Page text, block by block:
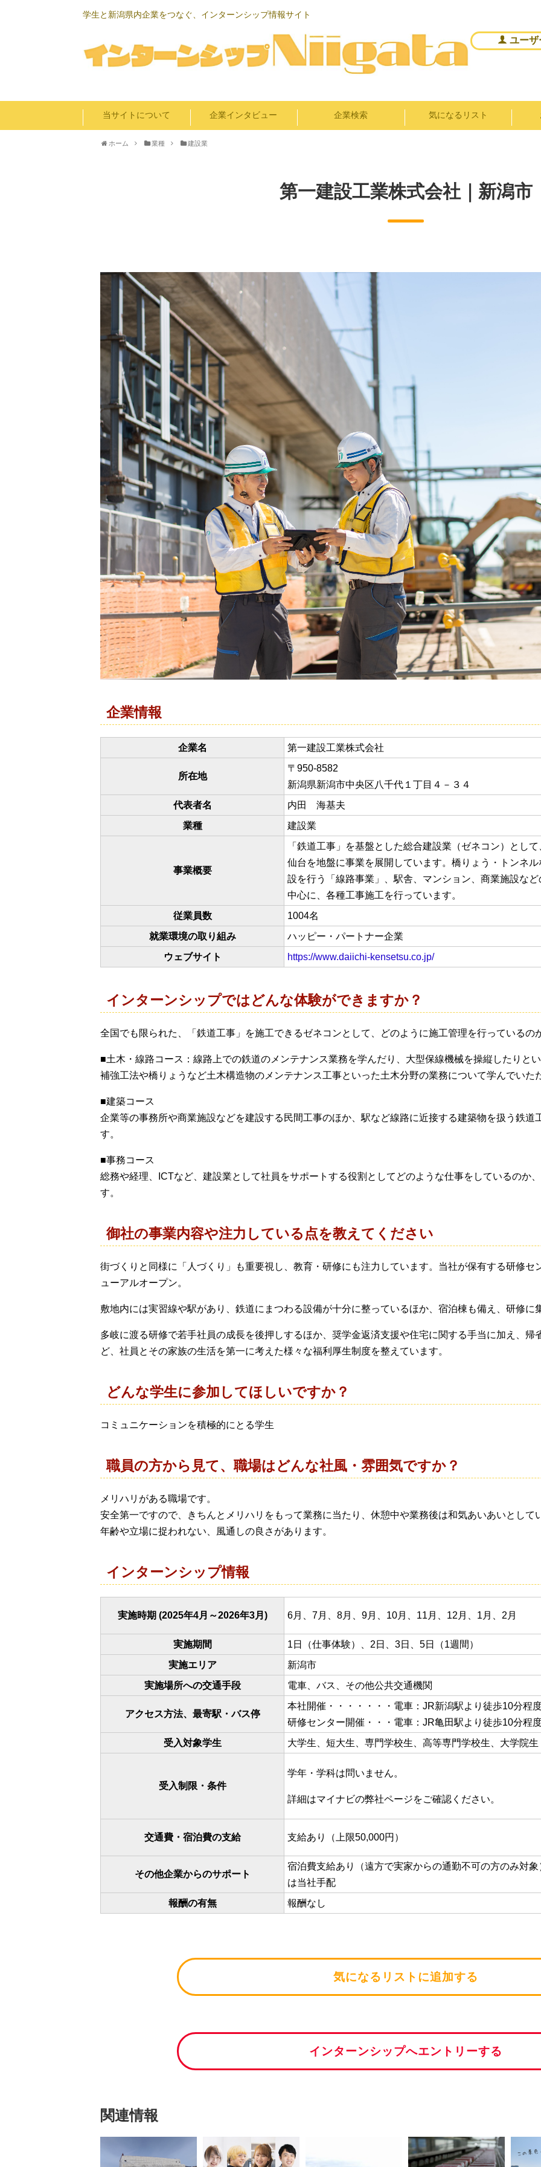
学生と新潟県内企業をつなぐ、インターンシップ情報サイト
ユーザ
当サイトについて 企業インタビュー 企業検索 気になるリスト
ホーム 業種 建設業
第一建設工業株式会社｜新潟市
企業情報
企業名 第一建設工業株式会社
所在地
〒950-8582
新潟県新潟市中央区八千代１丁目４－３４
代表者名
内田 海基夫
業種
建設業
事業概要
「鉄道工事」を基盤とした総合建設業（ゼネコン）とし
仙台を地盤に事業を展開しています。 橋りょう・トンネ
設を行う
「線路事業」、駅舎、マンション、商業施設な
中心に、各種工事施工を行っています。
従業員数
1004名
就業環境の取り組み
ハッピー・パートナー企業
ウェブサイト
https://www.daiichi-kensetsu.co.jp/
インターンシップではどんな体験ができますか？
全国でも限られた、「鉄道工事」を施工できるゼネコンとして、どのように施工管理を行っているの
■土木・線路コース：線路上での鉄道のメンテナンス業務を学んだり、大型保線機械を操縦したりと
補強工法や橋りょうなど土木構造物のメンテナンス工事といった土木分野の業務について学んでいた
■建築コース
企業等の事務所や商業施設などを建設する民間工事のほか、駅など線路に近接する建築物を扱う鉄道
す。
■事務コース
総務や経理、ICTなど、建設業として社員をサポートする役割と してどのような仕事をしているのか、
す。
御社の事業内容や注力している点を教えてください
街づくりと同様に「人づくり」も重要視し、教育・研修にも注力しています。当社が保有する研修セ
ューアルオープン。
敷地内には実習線や駅があり、鉄道にまつわる設備が十分に整っているほか、宿泊棟も備え、研修に
多岐に渡る研修で若手社員の成長を後押しするほか、奨学金返済支援や住宅に関する手当に加え、帰
ど、社員とその家族の生活を第一に考えた様々な福利厚生制度を整えています。
どんな学生に参加してほしいですか？
コミュニケーションを積極的にとる学生
職員の方から見て、職場はどんな社風・雰囲気ですか？
メリハリがある職場です。
安全第一ですので、きちんとメリハリをもって業務に当たり、休憩中や業務後は和気あいあいとして
年齢や立場に捉われない、風通しの良さがあります。
インターンシップ情報
実施時期 (2025年4月～2026年3月) 6月、7月、8月、9月、10月、11月、12月、1月、2月
実施期間
1日（仕事体験）、2日、3日、5日（1週間）
実施エリア
新潟市
実施場所への交通手段
電車、バス、その他公共交通機関
アクセス方法、最寄駅・バス停
本社開催・・・・・・・電車：JR新潟駅より徒歩10分程
研修センター開催・・・電車：JR亀田駅より徒歩10分程
受入対象学生
大学生、短大生、専門学校生、高等専門学校生、大学院生
受入制限・条件
学年・学科は問いません。
詳細はマイナビの弊社ページをご確認ください。
交通費・宿泊費の支給 支給あり（上限50,000円）
その他企業からのサポート
宿泊費支給あり（遠方で実家からの通勤不可の方のみ対象
は当社手配
報酬の有無
報酬なし
気になるリストに追加する
インターンシップへエントリーする
関連情報